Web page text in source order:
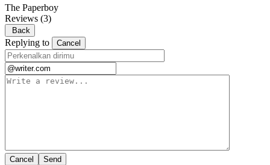
The Paperboy
Reviews (3)
Back
Replying to Cancel
Cancel